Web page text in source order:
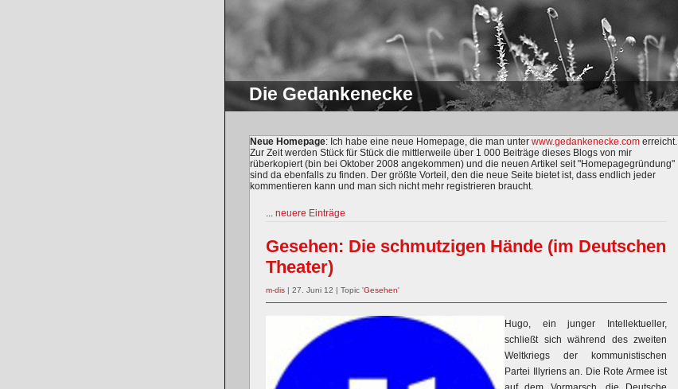
Die Gedankenecke
Neue Homepage: Ich habe eine neue Homepage, die man unter www.gedankenecke.com erreicht.
Zur Zeit werden Stück für Stück die mittlerweile über 1 000 Beiträge dieses Blogs von mir
rüberkopiert (bin bei Oktober 2008 angekommen) und die neuen Artikel seit "Homepagegründung"
sind da ebenfalls zu finden. Der größte Vorteil, den die neue Seite bietet ist, dass endlich jeder
kommentieren kann und man sich nicht mehr registrieren braucht.
... neuere Einträge
Gesehen: Die schmutzigen Hände (im Deutschen
Theater)
m-dis | 27. Juni 12 | Topic 'Gesehen'
Hugo, ein junger Intellektueller,
schließt sich während des zweiten
Weltkriegs der kommunistischen
Partei Illyriens an. Die Rote Armee ist